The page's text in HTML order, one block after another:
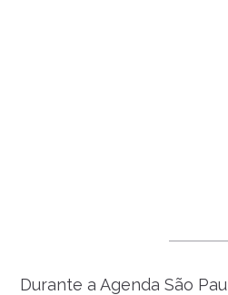
Durante a Agenda São